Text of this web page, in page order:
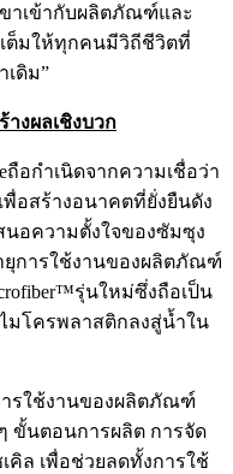
ขาเข้ากับผลิตภัณฑ์และ
ต็มให้ทุกคนมีวิถีชีวิตที่
เดิม”
างผลเชิงบวก
อกำเนิดจากความเชื่อว่า
พื่อสร้างอนาคตที่ยั่งยืนดัง
นอความตั้งใจของซัมซุง
ยุการใช้งานของผลิตภัณฑ์
รุ่นใหม่ซึ่งถือเป็น
มโครพลาสติกลงสู่น้ำใน
รใช้งานของผลิตภัณฑ์
ขั้นตอนการผลิต การจัด
คิล เพื่อช่วยลดทั้งการใช้